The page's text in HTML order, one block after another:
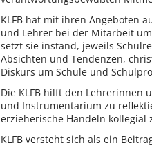
KLFB hat mit ihren Angeboten
und Lehrer bei der Mitarbeit
setzt sie instand, jeweils
Absichten und Tendenzen,
Diskurs um Schule und
Die KLFB hilft den Lehrerinnen
und Instrumentarium zu
erzieherische Handeln
KLFB versteht sich als ein